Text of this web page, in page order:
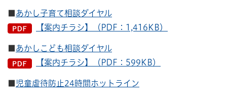
あかし子育て相談ダイヤル
【案内チラシ】（PDF：1,416KB）
あかしこども相談ダイヤル
【案内チラシ】（PDF：599KB）
■ 児童虐待防止24時間ホットライン